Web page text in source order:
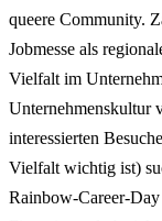
queere Community.
Jobmesse als
Vielfalt im
Unternehmenskultur
interessierten
Vielfalt wichtig ist)
Rainbow-Career-